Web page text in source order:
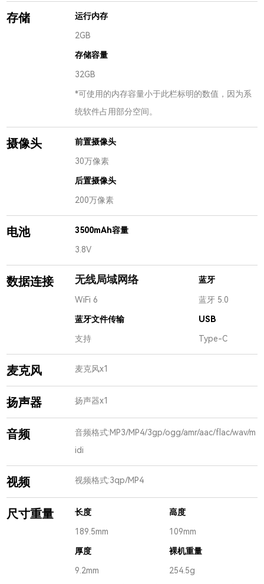
存储 运行内存
2GB
存储容量
32GB
*可使用的内存容量小于此栏标明的数值，因为系
统软件占用部分空间。
摄像头 前置摄像头
30万像素
后置摄像头
200万像素
电池 3500mAh容量
3.8V
数据连接 无线局域网络 蓝牙
WiFi 6 蓝牙 5.0
蓝牙文件传输 USB
支持 Type-C
麦克风 麦克风x1
扬声器 扬声器x1
音频
音频格式:MP3/MP4/3gp/ogg/amr/aac/flac/wav/m
idi
视频 视频格式:3qp/MP4
尺寸重量 长度 高度
189.5mm 109mm
厚度 裸机重量
9.2mm 254.5g